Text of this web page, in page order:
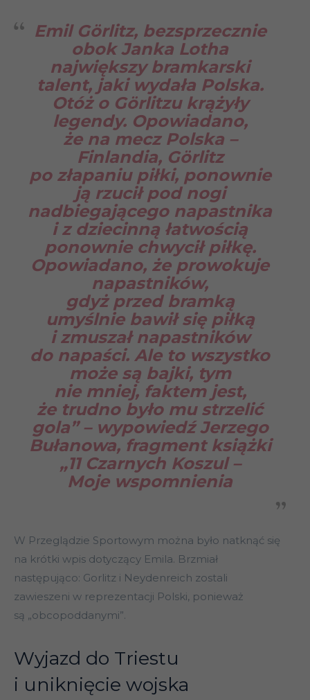
Emil Görlitz, bezsprzecznie
obok Janka Lotha
największy bramkarski
talent, jaki wydała Polska.
Otóż o Görlitzu krążyły
legendy. Opowiadano,
że na mecz Polska –
Finlandia, Görlitz
po złapaniu piłki, ponownie
ją rzucił pod nogi
nadbiegającego napastnika
i z dziecinną łatwością
ponownie chwycił piłkę.
Opowiadano, że prowokuje
napastników,
gdyż przed bramką
umyślnie bawił się piłką
i zmuszał napastników
do napaści. Ale to wszystko
może są bajki, tym
nie mniej, faktem jest,
że trudno było mu strzelić
gola” – wypowiedź Jerzego
Bułanowa, fragment książki
„11 Czarnych Koszul –
Moje wspomnienia
W Przeglądzie Sportowym można było natknąć się
na krótki wpis dotyczący Emila. Brzmiał
następująco: Gorlitz i Neydenreich zostali
zawieszeni w reprezentacji Polski, ponieważ
są „obcopoddanymi”.
Wyjazd do Triestu
i uniknięcie wojska